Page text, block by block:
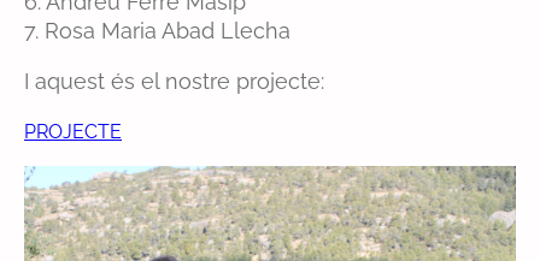
7. Rosa Maria Abad Llecha
I aquest és el nostre projecte:
PROJECTE